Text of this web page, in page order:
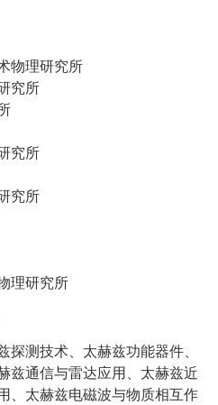
物理研究所
究所
究所
究所
理研究所
探测技术、太赫兹功能器件、
兹通信与雷达应用、太赫兹近
、太赫兹电磁波与物质相互作